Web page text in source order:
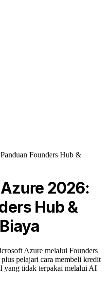
Founders Hub &
2026:
Hub &
Azure melalui Founders
pelajari cara membeli kredit
yang tidak terpakai melalui AI